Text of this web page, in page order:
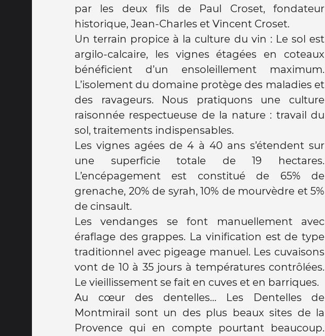
par les deux fils de Paul Croset, fondateur
historique, Jean-Charles et Vincent Croset.
Un terrain propice à la culture du vin : Le sol est
argilo-calcaire, les vignes étagées en coteaux
bénéficient d’un ensoleillement maximum.
L’isolement du domaine protège des maladies et
des ravageurs. Nous pratiquons une culture
raisonnée respectueuse de la nature : travail du
sol, traitements indispensables.
Les vignes agées de 4 à 40 ans s’étendent sur
une superficie totale de 19 hectares.
L’encépagement est constitué de 65% de
grenache, 20% de syrah, 10% de mourvèdre et 5%
de cinsault.
Les vendanges se font manuellement avec
éraflage des grappes. La vinification est de type
traditionnel avec pigeage manuel. Les cuvaisons
vont de 10 à 35 jours à températures contrôlées.
Le vieillissement se fait en cuves et en barriques.
Au cœur des dentelles… Les Dentelles de
Montmirail sont un des plus beaux sites de la
Provence qui en compte pourtant beaucoup.